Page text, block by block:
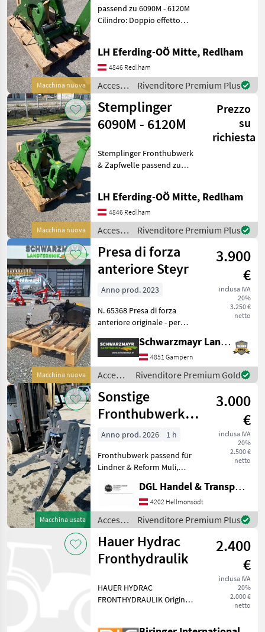
Macchina nuova
passend zu 6090M - 6120M
Cilindro: Doppio effetto
LH Eferding-OÖ Mitte, Redlham
4846 Redlham
Accessori
per
trattore
/
Stemplinger
Rivenditore Premium Plus
Macchina nuova
Stemplinger
6090M - 6120M
Prezzo
su
richiesta
Stemplinger Fronthubwerk
& Zapfwelle passend zu
per trattore Impianti
idraulici frontali
LH Eferding-OÖ Mitte, Redlham
4846 Redlham
Accessori
per
trattore
/
Stemplinger
Rivenditore Premium Plus
Macchina nuova
Presa di forza
anteriore Steyr
3.900
€
inclusa IVA
20%
3.250 €
netto
Anno prod. 2023
N. 65368 Presa di forza
anteriore originale - per
Connect) Il team di vendita
della ditta Schwarzmayr
sarà lieto di mostrarvi
l'attre
Schwarzmayr Landtechnik GmbH - Gampern
4851 Gampern
Accessori
per
trattore
/ Steyr
Rivenditore Premium Gold
Macchina usata
Sonstige
Fronthubwerk
passens für
Lindner&Reform
Muli
3.000
€
inclusa IVA
20%
2.500 €
netto
Anno prod. 2026
1 h
Fronthubwerk passend für
Lindner & Reform Muli,
Modelle universal: T10X, T9,
Hubkraft 1500 kg,
Eigengewicht mi
DGL Handel & Transporte
4202 Hellmonsödt
Accessori
per
trattore
/
Sonstige
Rivenditore Premium Plus
Hauer Hydrac
Fronthydraulik
2.400
€
inclusa IVA
20%
2.000 €
netto
HAUER HYDRAC
FRONTHYDRAULIK Original